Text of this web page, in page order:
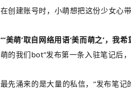
在创建账号时，小萌想把这份少女心
“‘美萌’取自网络用语‘美而萌之’，我
萌的我们bot”发布第一条入驻笔记后
最先涌来的是大量的私信，“发布笔